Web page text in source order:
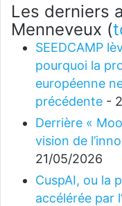
Les derniers
Menneveux (
SEEDCAMP
pourquoi la
européenne
précédente -
Derrière «
vision de
21/05/2026
CuspAI, ou la
accélérée par